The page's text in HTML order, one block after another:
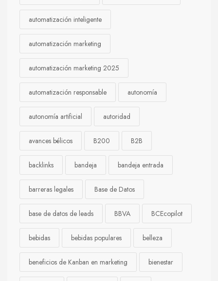
automatización inteligente
automatización marketing
automatización marketing 2025
automatización responsable autonomía
autonomía artificial autoridad
avances bélicos B200 B2B
backlinks bandeja bandeja entrada
barreras legales Base de Datos
base de datos de leads BBVA BCEcopilot
bebidas bebidas populares belleza
beneficios de Kanban en marketing bienestar